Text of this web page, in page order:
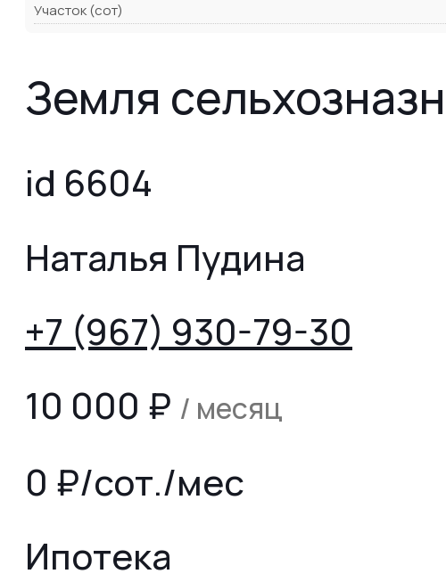
Участок (сот)
Земля
id 6604
Наталья Пудина
+7 (967) 930-79-30
10 000 ₽ / месяц
0 ₽/сот./мес
Ипотека